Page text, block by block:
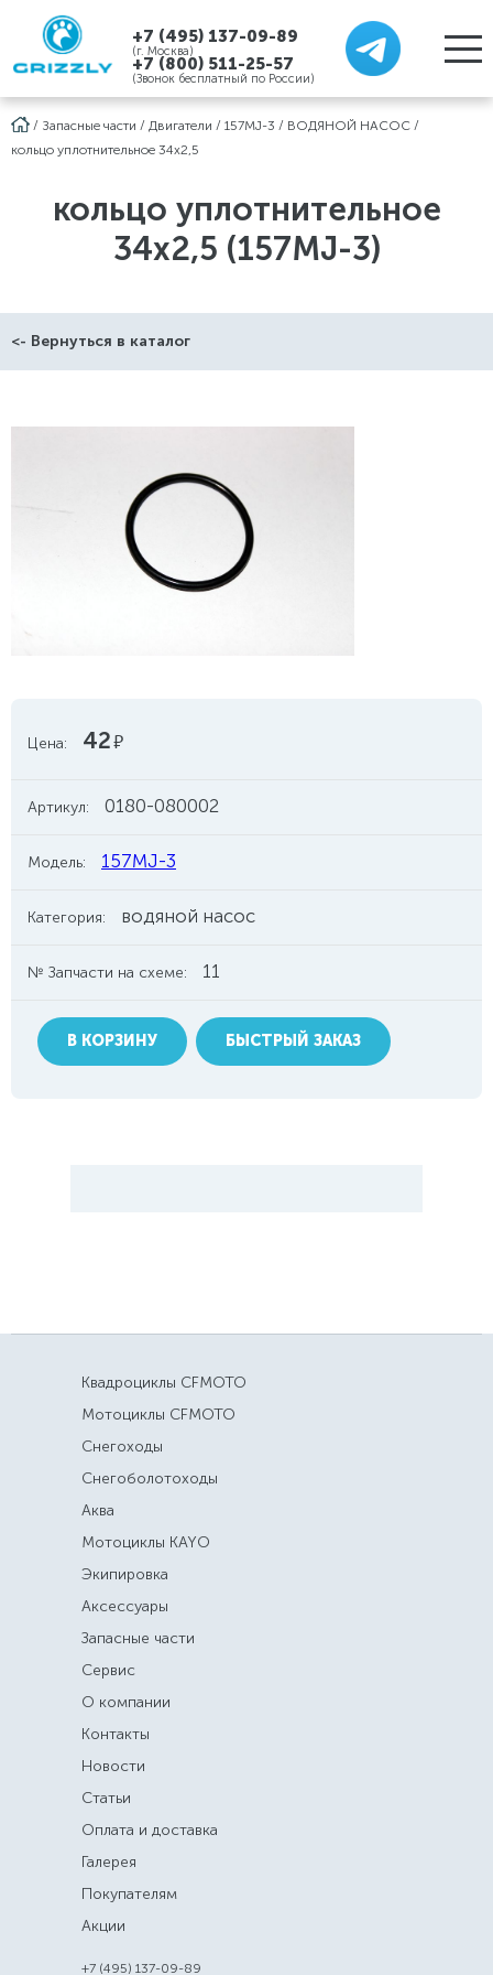
+7 (495) 137-09-89
(г. Москва)
+7 (800) 511-25-57
(Звонок бесплатный по России)
/ Запасные части / Двигатели / 157MJ-3 / ВОДЯНОЙ НАСОС /
кольцо уплотнительное 34х2,5
кольцо уплотнительное
34х2,5 (157MJ-3)
<- Вернуться в каталог
Цена: 42руб.
Артикул: 0180-080002
Модель: 157MJ-3
Категория: водяной насос
№ Запчасти на схеме: 11
В КОРЗИНУ БЫСТРЫЙ ЗАКАЗ
Квадроциклы CFMOTO
Мотоциклы CFMOTO
Снегоходы
Снегоболотоходы
Аква
Мотоциклы KAYO
Экипировка
Аксессуары
Запасные части
Сервис
О компании
Контакты
Новости
Статьи
Оплата и доставка
Галерея
Покупателям
Акции
+7 (495) 137-09-89